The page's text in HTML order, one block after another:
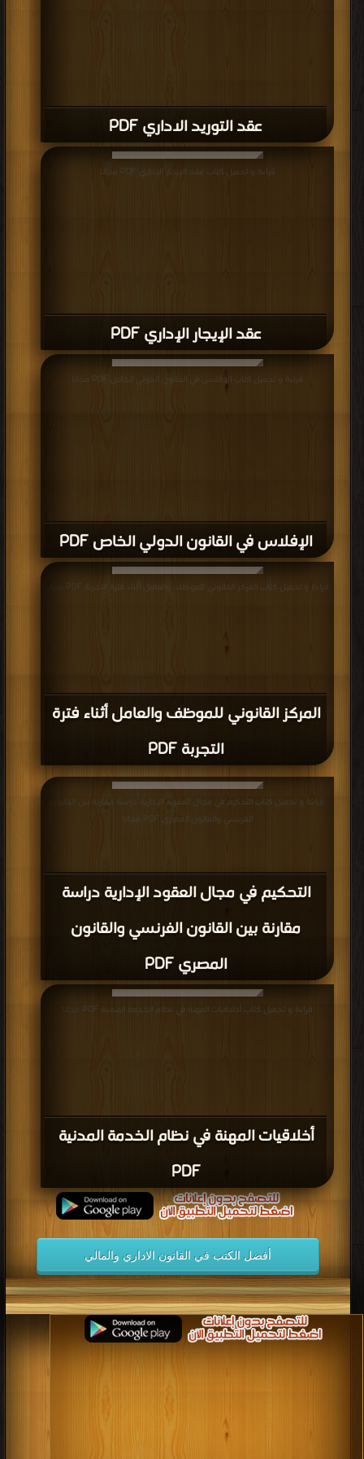
عقد التوريد الاداري PDF
عقد الإيجار الإداري PDF
قراءة و تحميل كتاب عقد الإيجار الإداري PDF مجانا
الإفلاس في القانون الدولي الخاص PDF
قراءة و تحميل كتاب الإفلاس في القانون الدولي الخاص PDF مجانا
المركز القانوني للموظف والعامل أثناء فترة
التجربة PDF
قراءة و تحميل كتاب المركز القانوني للموظف والعامل أثناء فترة التجربة PDF مجانا
التحكيم في مجال العقود الإدارية دراسة
مقارنة بين القانون الفرنسي والقانون
المصري PDF
قراءة و تحميل كتاب التحكيم في مجال العقود الإدارية دراسة مقارنة بين القانون
الفرنسي والقانون المصري PDF مجانا
أخلاقيات المهنة في نظام الخدمة المدنية
PDF
قراءة و تحميل كتاب أخلاقيات المهنة في نظام الخدمة المدنية PDF مجانا
أفضل الكتب في القانون الاداري والمالي